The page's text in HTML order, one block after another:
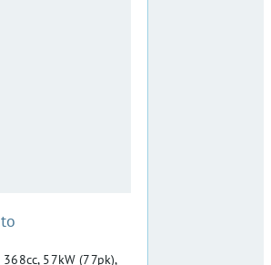
57kW (77pk),